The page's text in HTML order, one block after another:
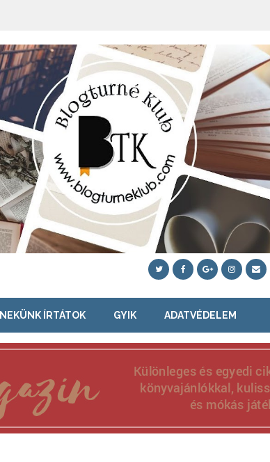
NEKÜNK ÍRTÁTOK GYIK ADATVÉDELEM